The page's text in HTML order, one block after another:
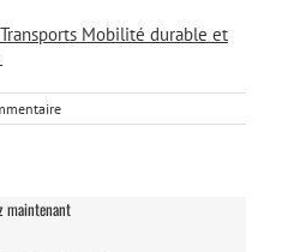
Mobilité durable et
maintenant